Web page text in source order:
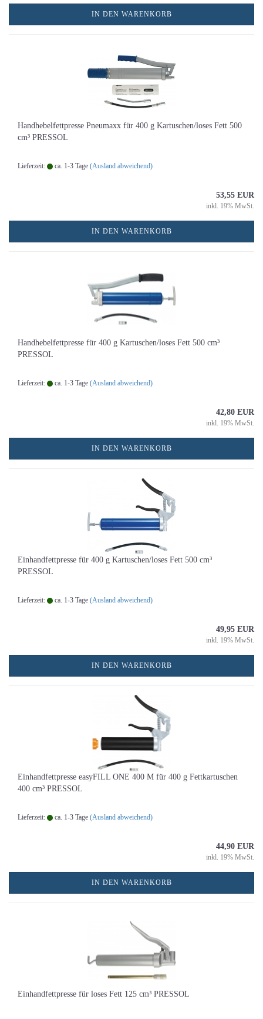
IN DEN WARENKORB
Handhebelfettpresse Pneumaxx für 400 g Kartuschen/loses Fett 500
cm³ PRESSOL
Lieferzeit: ca. 1-3 Tage (Ausland abweichend)
53,55 EUR
inkl. 19% MwSt.
IN DEN WARENKORB
Handhebelfettpresse für 400 g Kartuschen/loses Fett 500 cm³
PRESSOL
Lieferzeit: ca. 1-3 Tage (Ausland abweichend)
42,80 EUR
inkl. 19% MwSt.
IN DEN WARENKORB
Einhandfettpresse für 400 g Kartuschen/loses Fett 500 cm³
PRESSOL
Lieferzeit: ca. 1-3 Tage (Ausland abweichend)
49,95 EUR
inkl. 19% MwSt.
IN DEN WARENKORB
Einhandfettpresse easyFILL ONE 400 M für 400 g Fettkartuschen
400 cm³ PRESSOL
Lieferzeit: ca. 1-3 Tage (Ausland abweichend)
44,90 EUR
inkl. 19% MwSt.
IN DEN WARENKORB
Einhandfettpresse für loses Fett 125 cm³ PRESSOL